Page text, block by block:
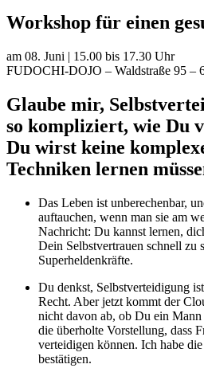
Workshop für einen
am 08. Juni | 15.00 bis 17.30 Uhr
FUDOCHI-DOJO – Waldstraße 95 –
Glaube mir,
so kompliziert, wie Du
Du wirst keine
Techniken lernen
Das Leben ist unberechenbar,
auftauchen, wenn man sie am
Nachricht: Du kannst lernen,
Dein Selbstvertrauen schnell zu
Superheldenkräfte.
Du denkst, Selbstverteidigung
Recht. Aber jetzt kommt der
nicht davon ab, ob Du ein
die überholte Vorstellung, dass
verteidigen können. Ich habe
bestätigen.